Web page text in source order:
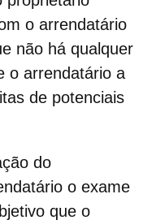
o arrendatário
não há qualquer
o arrendatário a
de potenciais
do
o exame
que o